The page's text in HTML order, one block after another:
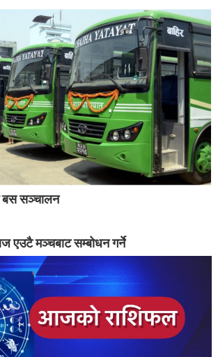
सञ्चालन
एउटै मञ्चबाट सम्बोधन गर्ने